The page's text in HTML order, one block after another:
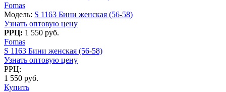
Fomas
Модель: S 1163 Бини женская (56-58)
Узнать оптовую цену
РРЦ: 1 550 руб.
Fomas
S 1163 Бини женская (56-58)
Узнать оптовую цену
РРЦ:
1 550 руб.
Купить